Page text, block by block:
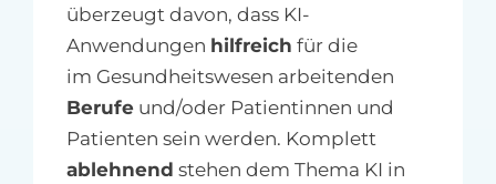
überzeugt davon, dass KI-
Anwendungen hilfreich für die
im Gesundheitswesen arbeitenden
Berufeund/oder Patientinnen und
Patienten sein werden. Komplett
ablehnend stehen dem Thema KI in